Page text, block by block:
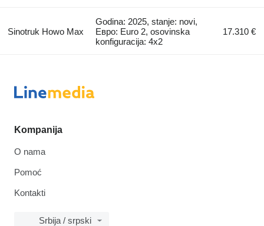
Sinotruk Howo Max
Godina: 2025, stanje: novi,
Евро: Euro 2, osovinska
konfiguracija: 4x2
17.310 €
Kompanija
O nama
Pomoć
Kontakti
Srbija / srpski